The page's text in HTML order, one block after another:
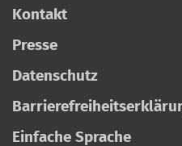
Kontakt
Presse
Datenschutz
Einfache Sprache